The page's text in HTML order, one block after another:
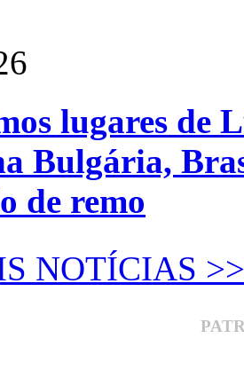
lugares de
Bulgária,
de remo
NOTÍCIAS >>